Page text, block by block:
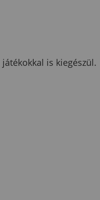
is kiegészül.